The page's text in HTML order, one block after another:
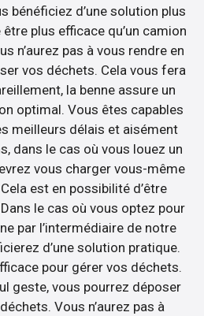
bénéficiez d’une solution plus
plus efficace qu’un camion
n’aurez pas à vous rendre en
vos déchets. Cela vous fera
la benne assure un
optimal. Vous êtes capables
meilleurs délais et aisément
dans le cas où vous louez un
vous charger vous-même
est en possibilité d’être
le cas où vous optez pour
par l’intermédiaire de notre
d’une solution pratique.
pour gérer vos déchets.
geste, vous pourrez déposer
Vous n’aurez pas à